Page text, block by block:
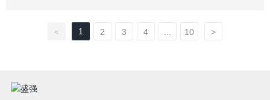
< 1 2 3 4 10 >